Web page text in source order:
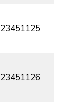
23451125
23451126